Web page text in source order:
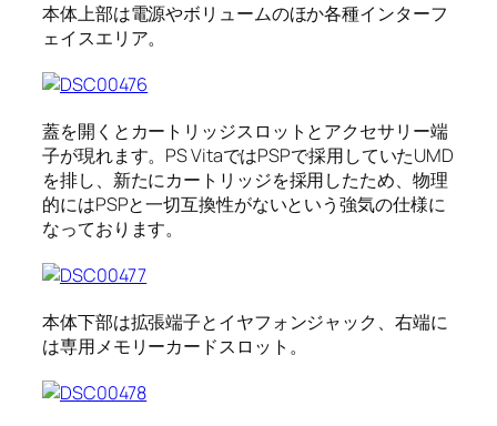
本体上部は電源やボリュームのほか各種インターフ
ェイスエリア。
蓋を開くとカートリッジスロットとアクセサリー端
子が現れます。PS VitaではPSPで採用していたUMD
を排し、新たにカートリッジを採用したため、物理
的にはPSPと一切互換性がないという強気の仕様に
なっております。
本体下部は拡張端子とイヤフォンジャック、右端に
は専用メモリーカードスロット。